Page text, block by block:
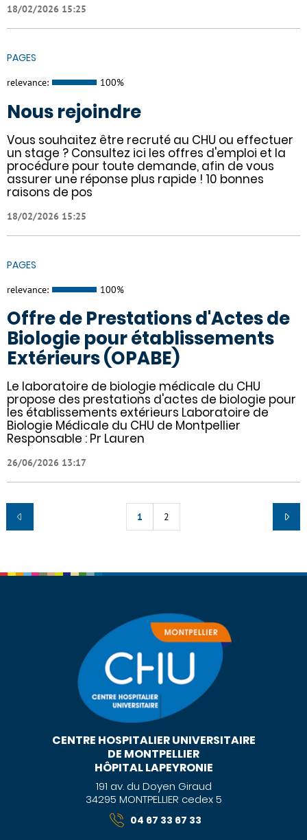
18/02/2026 15:25
PAGES
relevance: 100%
Nous rejoindre
Vous souhaitez être recruté au CHU ou effectuer
un stage ? Consultez ici les offres d'emploi et la
procédure pour toute demande, afin de vous
assurer une réponse plus rapide ! 10 bonnes
raisons de pos
18/02/2026 15:25
PAGES
relevance: 100%
Offre de Prestations d'Actes de
Biologie pour établissements
Extérieurs (OPABE)
Le laboratoire de biologie médicale du CHU
propose des prestations d'actes de biologie pour
les établissements extérieurs Laboratoire de
Biologie Médicale du CHU de Montpellier
Responsable : Pr Lauren
26/06/2026 13:17
1 2
CENTRE HOSPITALIER UNIVERSITAIRE
DE MONTPELLIER
HÔPITAL LAPEYRONIE
191 av. du Doyen Giraud
34295 MONTPELLIER cedex 5
04 67 33 67 33